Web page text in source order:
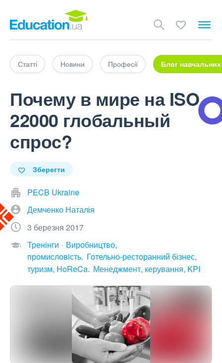
Статті Новини Професії Блог навчальних
Почему в мире на ISO
22000 глобальный
спрос?
Зберегти
PECB Ukraine
Демченко Наталія
3 березня 2017
Тренінги
Виробництво,
промисловiсть Готельно-ресторанний бізнес,
туризм, HoReCa Менеджмент, керування, KPI